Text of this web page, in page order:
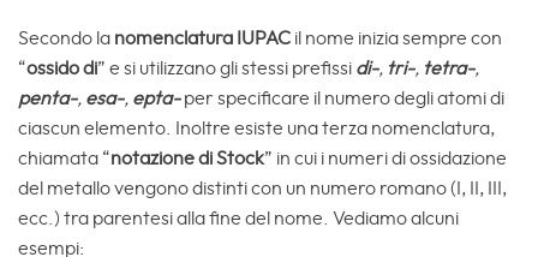
Secondo la nomenclatura IUPAC il nome inizia sempre con
“ossido di” e si utilizzano gli stessi prefissi di-, tri-, tetra-,
penta-, esa-, epta-per specificare il numero degli atomi di
ciascun elemento. Inoltre esiste una terza nomenclatura,
chiamata “notazione di Stock” in cui i numeri di ossidazione
del metallo vengono distinti con un numero romano (I, II, III,
ecc.) tra parentesi alla fine del nome. Vediamo alcuni
esempi: